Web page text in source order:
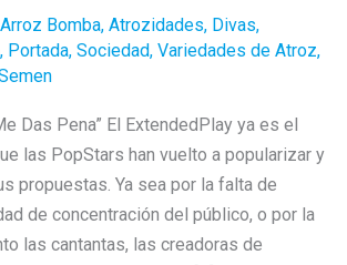
Arroz Bomba, Atrozidades, Divas,
, Portada, Sociedad, Variedades de Atroz,
Das Pena” El ExtendedPlay ya es el
las PopStars han vuelto a popularizar y
propuestas. Ya sea por la falta de
de concentración del público, o por la
las cantantas, las creadoras de